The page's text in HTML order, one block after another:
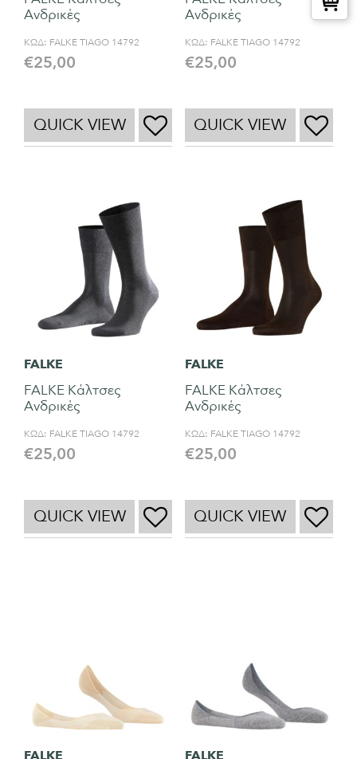
Ανδρικές
ΚΩΔ: FALKE TIAGO 14792
€25,00
QUICK VIEW
Ανδρικές
ΚΩΔ: FALKE TIAGO 14792
€25,00
QUICK VIEW
FALKE
FALKE Κάλτσες
Ανδρικές
ΚΩΔ: FALKE TIAGO 14792
€25,00
QUICK VIEW
FALKE
FALKE Κάλτσες
Ανδρικές
ΚΩΔ: FALKE TIAGO 14792
€25,00
QUICK VIEW